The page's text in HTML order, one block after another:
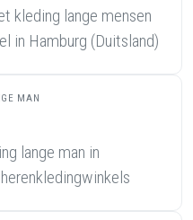
kleding lange mensen
in Hamburg (Duitsland)
MAN
lange man in